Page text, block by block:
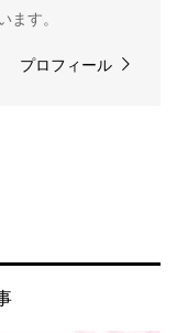
す。
プロフィール